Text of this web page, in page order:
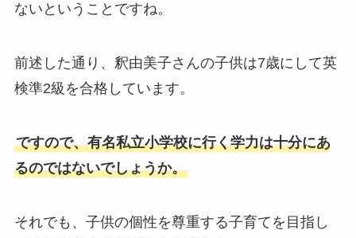
ないということですね。
前述した通り、釈由美子さんの子供は7歳にして英
検準2級を合格しています。
ですので、有名私立小学校に行く学力は十分にあ
るのではないでしょうか。
それでも、子供の個性を尊重する子育てを目指し